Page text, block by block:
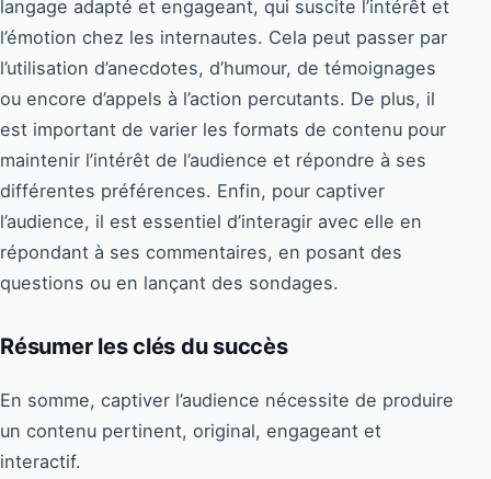
langage adapté et engageant, qui suscite l’intérêt et
l’émotion chez les internautes. Cela peut passer par
l’utilisation d’anecdotes, d’humour, de témoignages
ou encore d’appels à l’action percutants. De plus, il
est important de varier les formats de contenu pour
maintenir l’intérêt de l’audience et répondre à ses
différentes préférences. Enfin, pour captiver
l’audience, il est essentiel d’interagir avec elle en
répondant à ses commentaires, en posant des
questions ou en lançant des sondages.
Résumer les clés du succès
En somme, captiver l’audience nécessite de produire
un contenu pertinent, original, engageant et
interactif.